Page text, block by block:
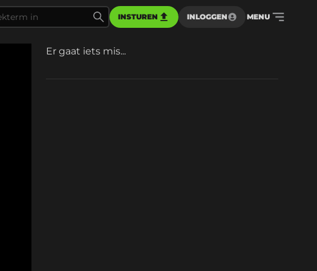
INSTUREN INLOGGEN MENU
Er gaat iets mis...